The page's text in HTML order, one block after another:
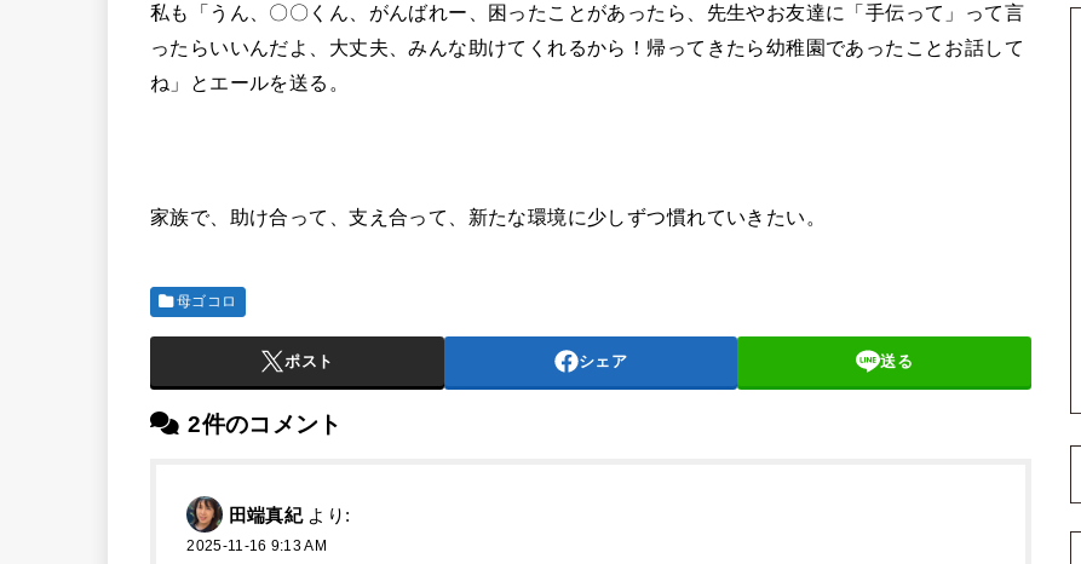
私も「うん、〇〇くん、がんばれー、困ったことがあったら、先生やお友達に「手伝って」って言
ったらいいんだよ、大丈夫、みんな助けてくれるから！帰ってきたら幼稚園であったことお話して
ね」とエールを送る。
家族で、助け合って、支え合って、新たな環境に少しずつ慣れていきたい。
母ゴコロ
ポスト シェア 送る
2件のコメント
田端真紀 より:
2025-11-16 9:13 AM